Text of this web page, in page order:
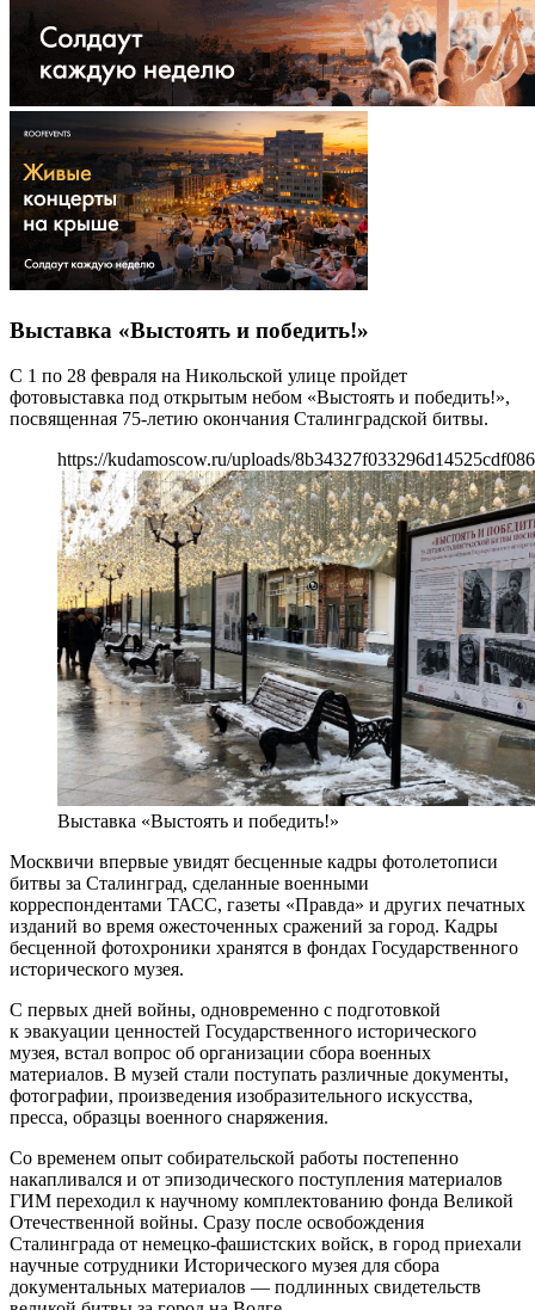
Выставка «Выстоять и победить!»
С 1 по 28 февраля на Никольской улице пройдет
фотовыставка под открытым небом «Выстоять и победить!»,
посвященная 75-летию окончания Сталинградской битвы.
https://kudamoscow.ru/uploads/
Выставка «Выстоять и победить!»
Москвичи впервые увидят бесценные кадры фотолетописи
битвы за Сталинград, сделанные военными
корреспондентами ТАСС, газеты «Правда» и других печатных
изданий во время ожесточенных сражений за город. Кадры
бесценной фотохроники хранятся в фондах Государственного
исторического музея.
С первых дней войны, одновременно с подготовкой
к эвакуации ценностей Государственного исторического
музея, встал вопрос об организации сбора военных
материалов. В музей стали поступать различные документы,
фотографии, произведения изобразительного искусства,
пресса, образцы военного снаряжения.
Со временем опыт собирательской работы постепенно
накапливался и от эпизодического поступления материалов
ГИМ переходил к научному комплектованию фонда Великой
Отечественной войны. Сразу после освобождения
Сталинграда от немецко-фашистских войск, в город приехали
научные сотрудники Исторического музея для сбора
документальных материалов — подлинных свидетельств